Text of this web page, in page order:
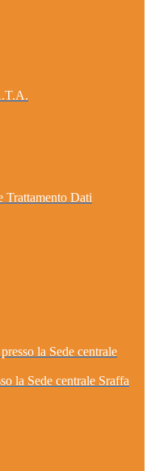
Trattamento Dati
la Sede centrale
la Sede centrale Sraffa